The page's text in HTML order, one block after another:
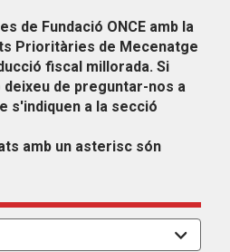
de Fundació ONCE amb la
Prioritàries de Mecenatge
fiscal millorada. Si
de preguntar-nos a
s'indiquen a la secció
amb un asterisc són